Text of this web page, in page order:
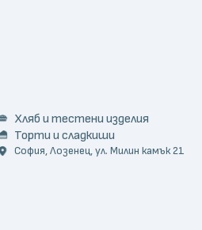
Хляб и тестени изделия
Торти и сладкиши
София, Лозенец, ул. Милин камък 21